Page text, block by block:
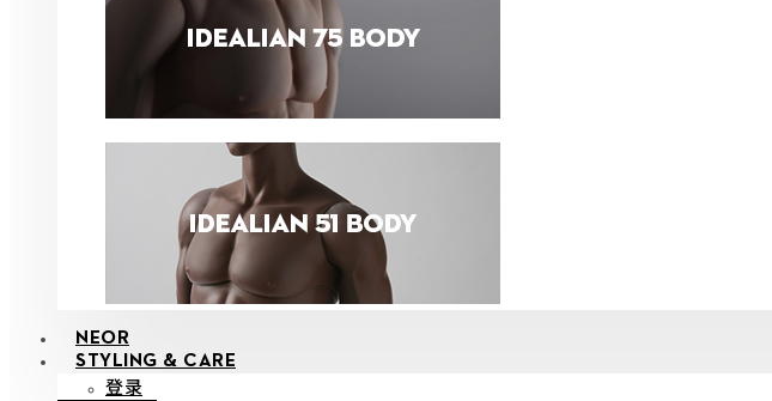
NEOR
STYLING & CARE
登录